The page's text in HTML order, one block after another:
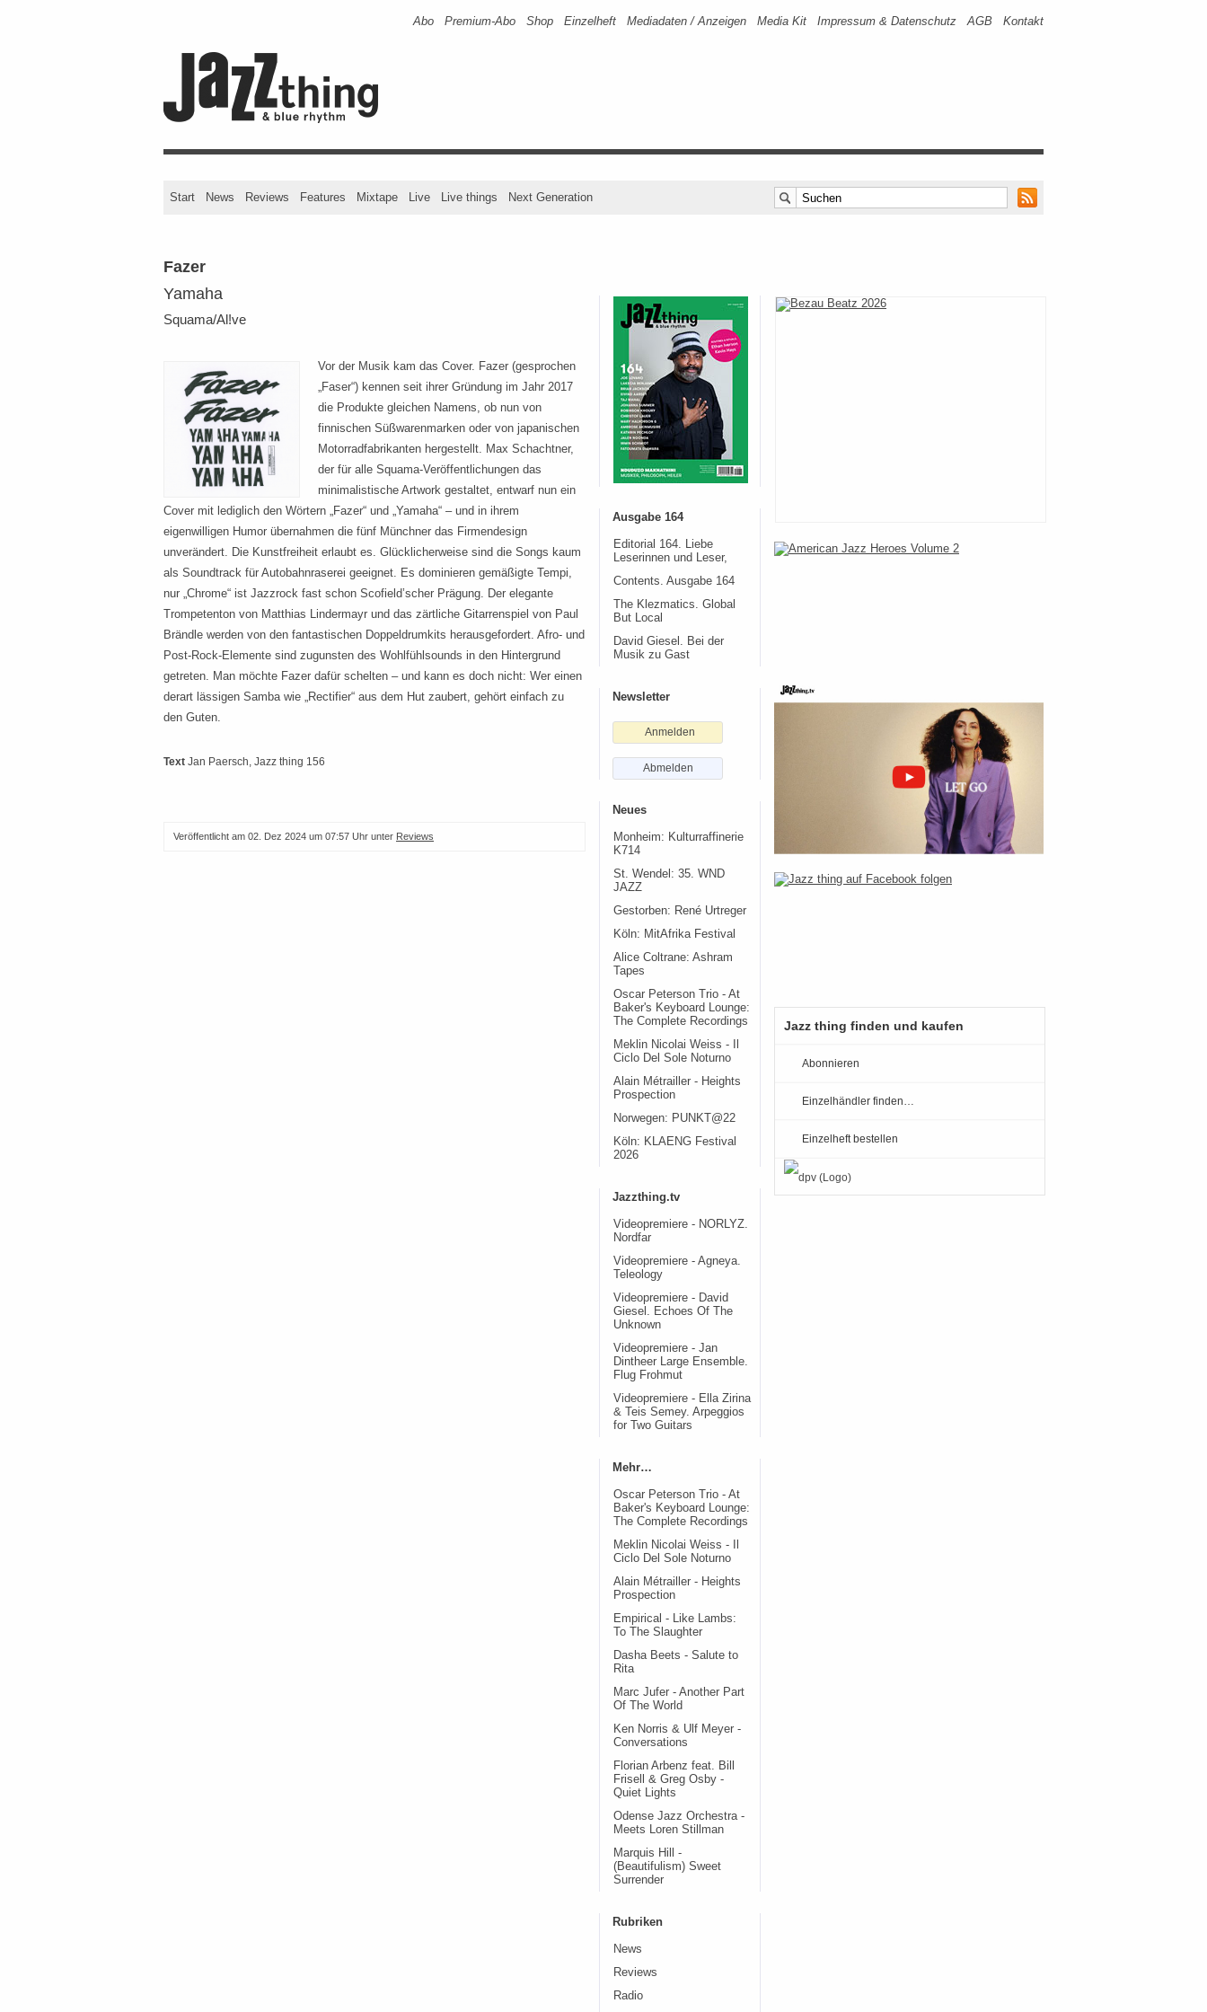
Abo Premium-Abo Shop Einzelheft Mediadaten / Anzeigen Media Kit Impressum & Datenschutz AGB Kontakt
Start News Reviews Features Mixtape Live Live things Next Generation
Fazer
Yamaha
Squama/Al!ve
Vor der Musik kam das Cover. Fazer (gesprochen
„Faser“) kennen seit ihrer Gründung im Jahr 2017
die Produkte gleichen Namens, ob nun von
finnischen Süßwarenmarken oder von japanischen
Motorradfabrikanten hergestellt. Max Schachtner,
der für alle Squama-Veröffentlichungen das
minimalistische Artwork gestaltet, entwarf nun ein
Cover mit lediglich den Wörtern „Fazer“ und „Yamaha“ – und in ihrem
eigenwilligen Humor übernahmen die fünf Münchner das Firmendesign
unverändert. Die Kunstfreiheit erlaubt es. Glücklicherweise sind die Songs kaum
als Soundtrack für Autobahnraserei geeignet. Es dominieren gemäßigte Tempi,
nur „Chrome“ ist Jazzrock fast schon Scofield’scher Prägung. Der elegante
Trompetenton von Matthias Lindermayr und das zärtliche Gitarrenspiel von Paul
Brändle werden von den fantastischen Doppeldrumkits herausgefordert. Afro- und
Post-Rock-Elemente sind zugunsten des Wohlfühlsounds in den Hintergrund
getreten. Man möchte Fazer dafür schelten – und kann es doch nicht: Wer einen
derart lässigen Samba wie „Rectifier“ aus dem Hut zaubert, gehört einfach zu
den Guten.
Text Jan Paersch, Jazz thing 156
Veröffentlicht am 02. Dez 2024 um 07:57 Uhr unter Reviews
Ausgabe 164
Editorial 164. Liebe
Leserinnen und Leser,
Contents. Ausgabe 164
The Klezmatics. Global
But Local
David Giesel. Bei der
Musik zu Gast
Newsletter
Anmelden
Abmelden
Neues
Monheim: Kulturraffinerie
K714
St. Wendel: 35. WND
JAZZ
Gestorben: René Urtreger
Köln: MitAfrika Festival
Alice Coltrane: Ashram
Tapes
Oscar Peterson Trio - At
Baker's Keyboard Lounge:
The Complete Recordings
Meklin Nicolai Weiss - Il
Ciclo Del Sole Noturno
Alain Métrailler - Heights
Prospection
Norwegen: PUNKT@22
Köln: KLAENG Festival
2026
Jazzthing.tv
Videopremiere - NORLYZ.
Nordfar
Videopremiere - Agneya.
Teleology
Videopremiere - David
Giesel. Echoes Of The
Unknown
Videopremiere - Jan
Dintheer Large Ensemble.
Flug Frohmut
Videopremiere - Ella Zirina
& Teis Semey. Arpeggios
for Two Guitars
Mehr…
Oscar Peterson Trio - At
Baker's Keyboard Lounge:
The Complete Recordings
Meklin Nicolai Weiss - Il
Ciclo Del Sole Noturno
Alain Métrailler - Heights
Prospection
Empirical - Like Lambs:
To The Slaughter
Dasha Beets - Salute to
Rita
Marc Jufer - Another Part
Of The World
Ken Norris & Ulf Meyer -
Conversations
Florian Arbenz feat. Bill
Frisell & Greg Osby -
Quiet Lights
Odense Jazz Orchestra -
Meets Loren Stillman
Marquis Hill -
(Beautifulism) Sweet
Surrender
Rubriken
News
Reviews
Radio
Jazz thing finden und kaufen
Abonnieren
Einzelhändler finden…
Einzelheft bestellen